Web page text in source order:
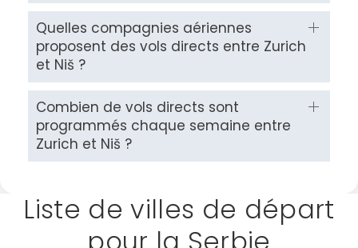
Quelles compagnies aériennes
proposent des vols directs entre Zurich
et Niš ?
Combien de vols directs sont
programmés chaque semaine entre
Zurich et Niš ?
Liste de villes de départ
Continuer avec Apple
ou connectez-vous par mail
confidentialité.